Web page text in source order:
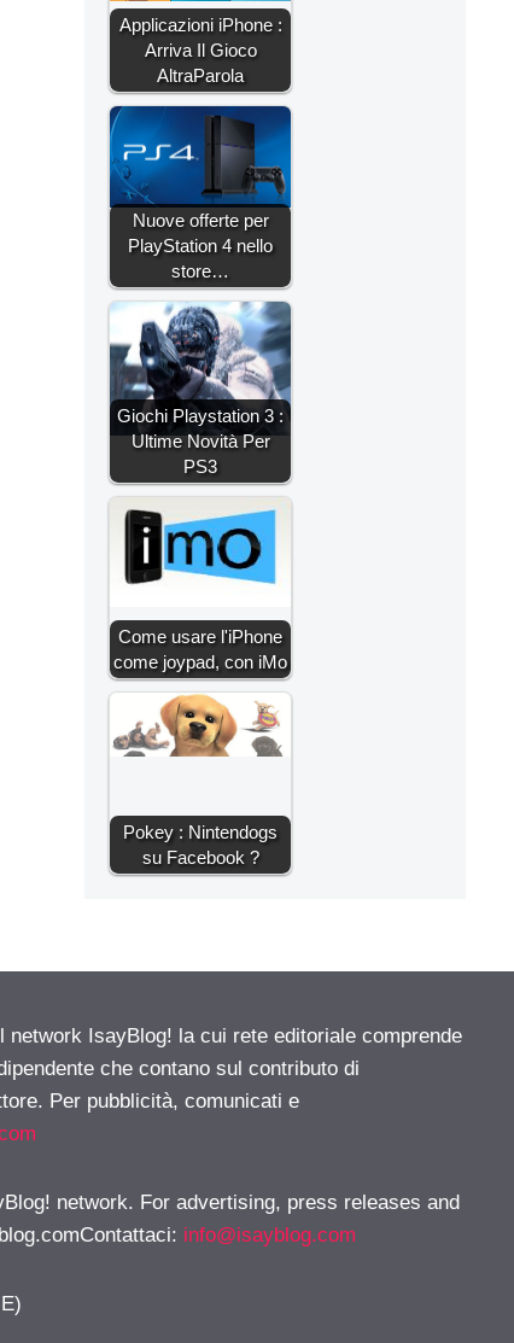
Applicazioni iPhone :
Arriva Il Gioco
AltraParola
Nuove offerte per
PlayStation 4 nello
store…
Giochi Playstation 3 :
Ultime Novità Per
PS3
Come usare l'iPhone
come joypad, con iMo
Pokey : Nintendogs
su Facebook ?
network IsayBlog! la cui rete editoriale comprende
che contano sul contributo di
Per pubblicità, comunicati e
network. For advertising, press releases and
: info@isayblog.com